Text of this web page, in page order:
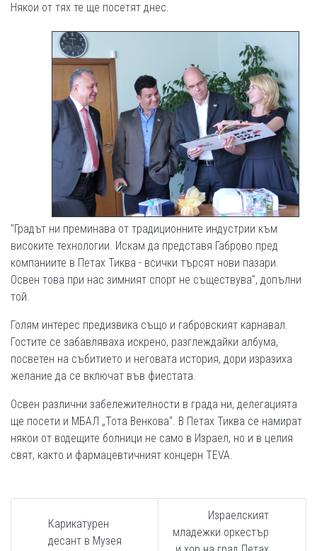
Някои от тях те ще посетят днес.
"Градът ни преминава от традиционните индустрии към
високите технологии. Искам да представя Габрово пред
компаниите в Петах Тиква - всички търсят нови пазари.
Освен това при нас зимният спорт не съществува", допълни
той.
Голям интерес предизвика също и габровският карнавал.
Гостите се забавляваха искрено, разглеждайки албума,
посветен на събитието и неговата история, дори изразиха
желание да се включат във фиестата.
Освен различни забележителности в града ни, делегацията
ще посети и МБАЛ „Тота Венкова“. В Петах Тиква се намират
някои от водещите болници не само в Израел, но и в целия
свят, както и фармацевтичният концерн TEVA.
Карикатурен
десант в Музея
Израелският
младежки оркестър